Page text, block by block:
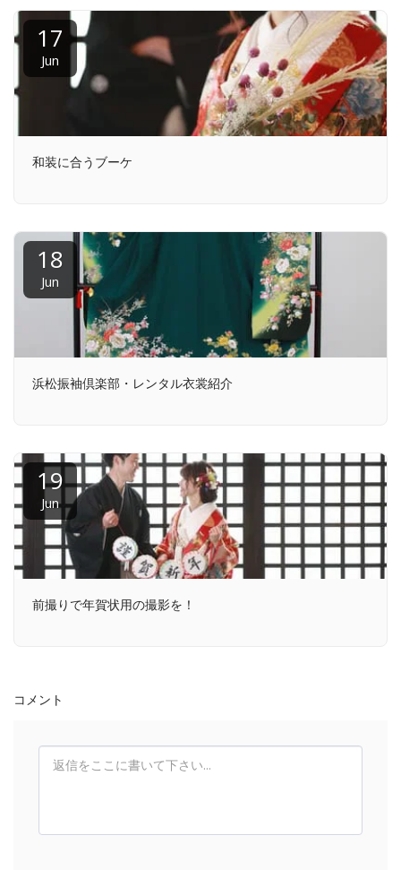
17
Jun
和装に合うブーケ
18
Jun
浜松振袖倶楽部・レンタル衣裳紹介
19
Jun
前撮りで年賀状用の撮影を！
コメント